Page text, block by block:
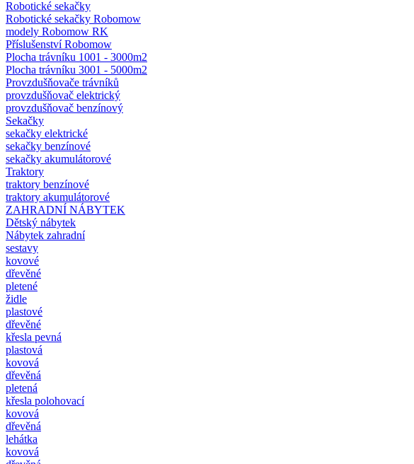
Robotické sekačky
Robotické sekačky Robomow
modely Robomow RK
Příslušenství Robomow
Plocha trávníku 1001 - 3000m2
Plocha trávníku 3001 - 5000m2
Provzdušňovače trávníků
provzdušňovač elektrický
provzdušňovač benzínový
Sekačky
sekačky elektrické
sekačky benzínové
sekačky akumulátorové
Traktory
traktory benzínové
traktory akumulátorové
ZAHRADNÍ NÁBYTEK
Dětský nábytek
Nábytek zahradní
sestavy
kovové
dřevěné
pletené
židle
plastové
dřevěné
křesla pevná
plastová
kovová
dřevěná
pletená
křesla polohovací
kovová
dřevěná
lehátka
kovová